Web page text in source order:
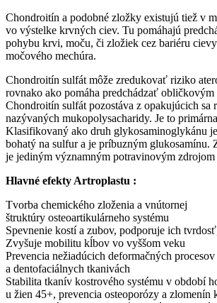
Chondroitín a podobné zložky existujú tiež v
vo výstelke krvných ciev. Tu pomáhajú
pohybu krvi, moču, či zložiek cez bariéru
močového mechúra.
Chondroitín sulfát môže zredukovať riziko
rovnako ako pomáha predchádzať obličkovým
Chondroitín sulfát pozostáva z opakujúcich sa
nazývaných mukopolysacharidy. Je to
Klasifikovaný ako druh glykosaminoglykánu
bohatý na sulfur a je príbuzným glukosamínu.
je jediným významným potravinovým
Hlavné efekty Artroplastu :
Tvorba chemického zloženia a vnútornej
štruktúry osteoartikulárneho systému
Spevnenie kostí a zubov, podporuje ich
Zvyšuje mobilitu kĺbov vo vyššom veku
Prevencia nežiadúcich deformačných
a dentofaciálnych tkanivách
Stabilita tkanív kostrového systému v období
u žien 45+, prevencia osteoporózy a